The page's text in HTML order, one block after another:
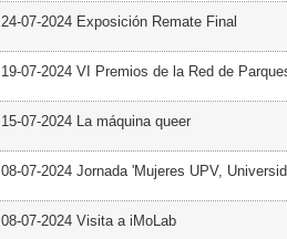
24-07-2024 Exposición Remate Final
19-07-2024 VI Premios de la Red de
15-07-2024 La máquina queer
08-07-2024 Jornada 'Mujeres UPV,
08-07-2024 Visita a iMoLab